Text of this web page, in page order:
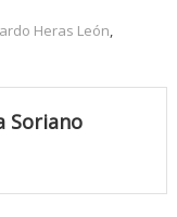
Heras León
Soriano